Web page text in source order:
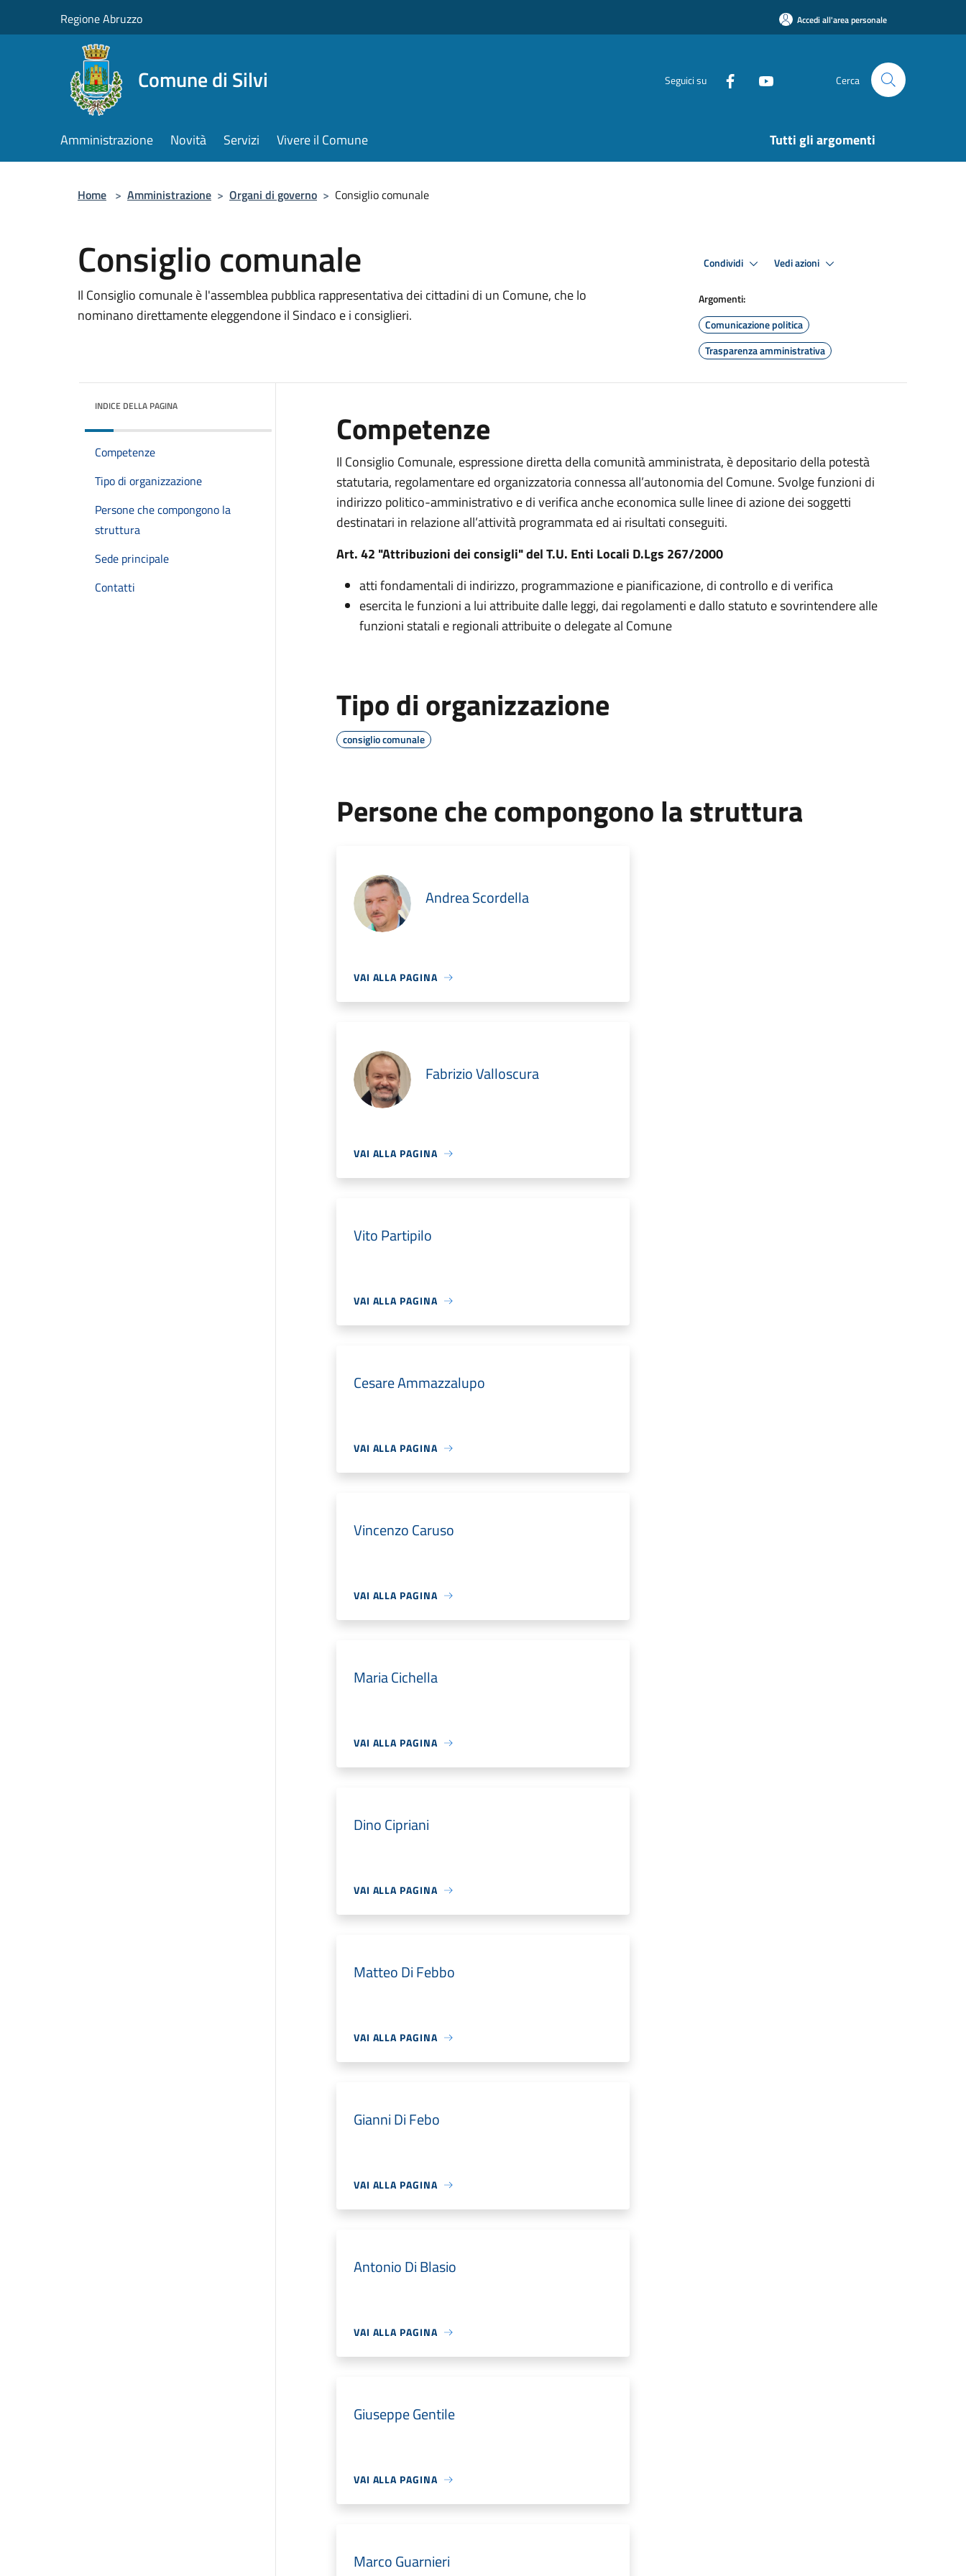
Regione Abruzzo Accedi all'area personale
Comune di Silvi Seguici su Cerca
Amministrazione Novità Servizi Vivere il Comune Tutti gli argomenti
Home > Amministrazione > Organi di governo > Consiglio comunale
Consiglio comunale
Il Consiglio comunale è l'assemblea pubblica rappresentativa dei cittadini di un Comune, che lo
nominano direttamente eleggendone il Sindaco e i consiglieri.
Condividi Vedi azioni
Argomenti:
Comunicazione politica
Trasparenza amministrativa
INDICE DELLA PAGINA
Competenze
Tipo di organizzazione
Persone che compongono la
struttura
Sede principale
Contatti
Competenze
Il Consiglio Comunale, espressione diretta della comunità amministrata, è depositario della potestà
statutaria, regolamentare ed organizzatoria connessa all’autonomia del Comune. Svolge funzioni di
indirizzo politico-amministrativo e di verifica anche economica sulle linee di azione dei soggetti
destinatari in relazione all’attività programmata ed ai risultati conseguiti.
Art. 42 "Attribuzioni dei consigli" del T.U. Enti Locali D.Lgs 267/2000
atti fondamentali di indirizzo, programmazione e pianificazione, di controllo e di verifica
esercita le funzioni a lui attribuite dalle leggi, dai regolamenti e dallo statuto e sovrintendere alle
funzioni statali e regionali attribuite o delegate al Comune
Tipo di organizzazione
consiglio comunale
Persone che compongono la struttura
Andrea Scordella
VAI ALLA PAGINA
Fabrizio Valloscura
VAI ALLA PAGINA
Vito Partipilo
VAI ALLA PAGINA
Cesare Ammazzalupo
VAI ALLA PAGINA
Vincenzo Caruso
VAI ALLA PAGINA
Maria Cichella
VAI ALLA PAGINA
Dino Cipriani
VAI ALLA PAGINA
Matteo Di Febbo
VAI ALLA PAGINA
Gianni Di Febo
VAI ALLA PAGINA
Antonio Di Blasio
VAI ALLA PAGINA
Giuseppe Gentile
VAI ALLA PAGINA
Marco Guarnieri